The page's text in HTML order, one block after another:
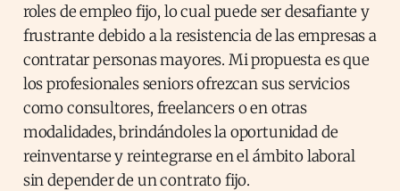
roles de empleo fijo, lo cual puede ser desafiante y
frustrante debido a la resistencia de las empresas a
contratar personas mayores. Mi propuesta es que
los profesionales seniors ofrezcan sus servicios
como consultores, freelancers o en otras
modalidades, brindándoles la oportunidad de
reinventarse y reintegrarse en el ámbito laboral
sin depender de un contrato fijo.